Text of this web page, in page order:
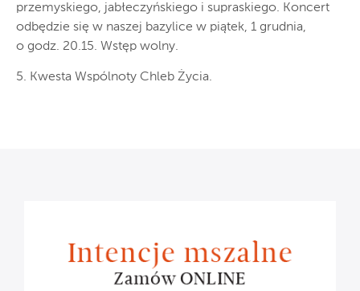
przemyskiego, jabłeczyńskiego i supraskiego. Koncert
odbędzie się w naszej bazylice w piątek, 1 grudnia,
o godz. 20.15. Wstęp wolny.
5. Kwesta Wspólnoty Chleb Życia.